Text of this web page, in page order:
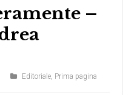
–
Editoriale, Prima pagina